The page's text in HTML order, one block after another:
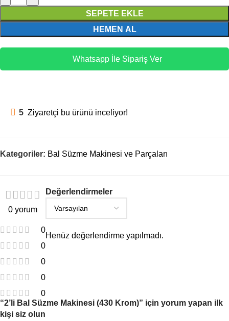
SEPETE EKLE
HEMEN AL
Whatsapp İle Sipariş Ver
5 Ziyaretçi bu ürünü inceliyor!
Kategoriler: Bal Süzme Makinesi ve Parçaları
0 yorum
0
0
0
0
0
Değerlendirmeler
Henüz değerlendirme yapılmadı.
“2’li Bal Süzme Makinesi (430 Krom)” için yorum yapan ilk
kişi siz olun